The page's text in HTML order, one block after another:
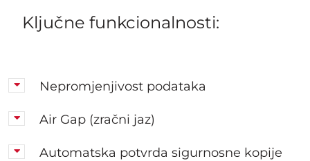
Ključne funkcionalnosti:
Nepromjenjivost podataka
Air Gap (zračni jaz)
Automatska potvrda sigurnosne kopije